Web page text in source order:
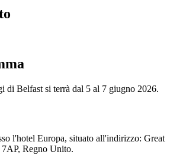
di Belfast si terrà dal 5 al 7 giugno 2026.
l'hotel Europa, situato all'indirizzo: Great
Regno Unito.